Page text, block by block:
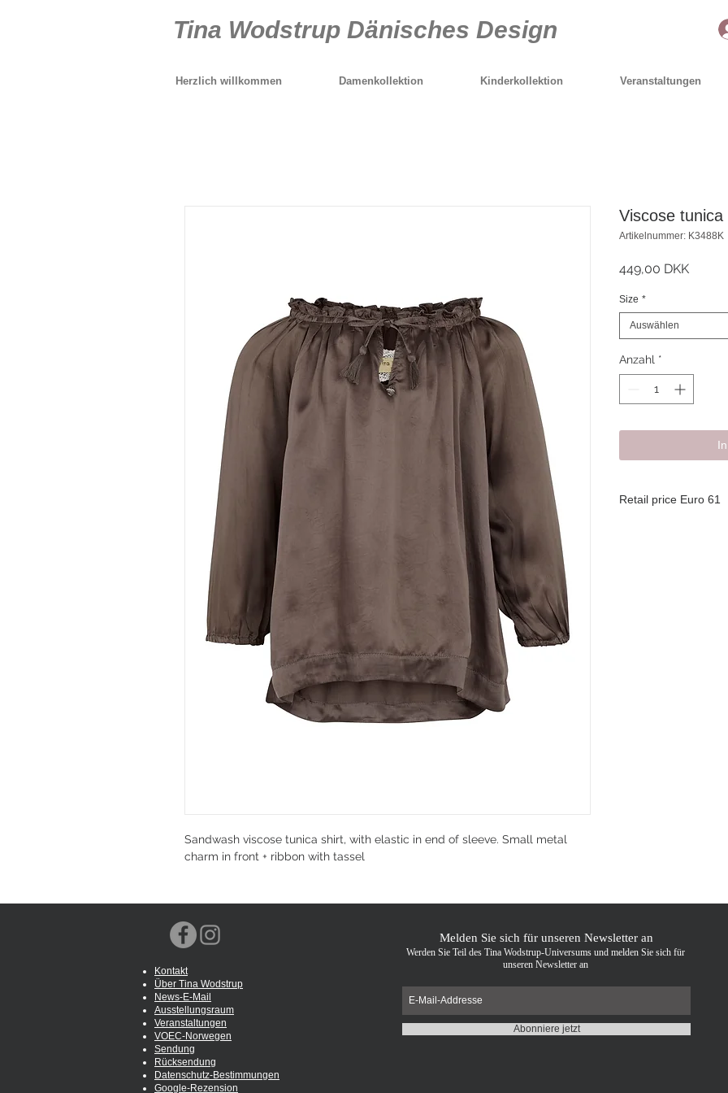
Tina Wodstrup Dänisches Design
Herzlich willkommen Damenkollektion Kinderkollektion Veranstaltungen
Sandwash viscose tunica shirt, with elastic in end of sleeve. Small metal
charm in front + ribbon with tassel
Viscose tunica
Artikelnummer: K3488K
449,00 DKKPreis
Size *
Auswählen
Anzahl *
Retail price Euro 61
Kontakt
Über Tina Wodstrup
News-E-Mail
Ausstellungsraum
Veranstaltungen
VOEC-Norwegen
Sendung
Rücksendung
Datenschutz-Bestimmungen
Google-Rezension
Melden Sie sich für unseren Newsletter an
Werden Sie Teil des Tina Wodstrup-Universums und melden Sie sich für
unseren Newsletter an
Abonniere jetzt